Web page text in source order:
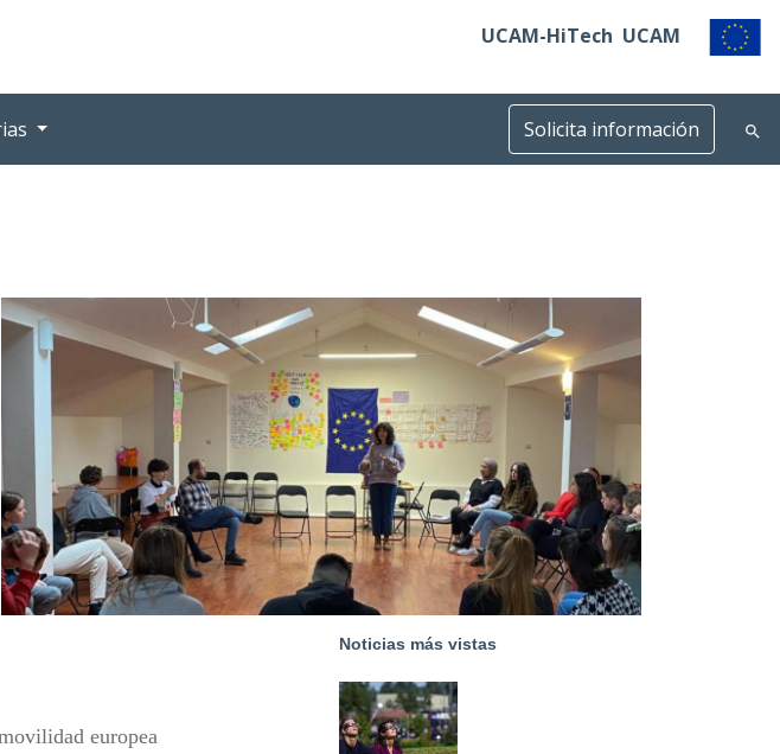
UCAM-HiTech UCAM
Solicita información
europea
Noticias más vistas